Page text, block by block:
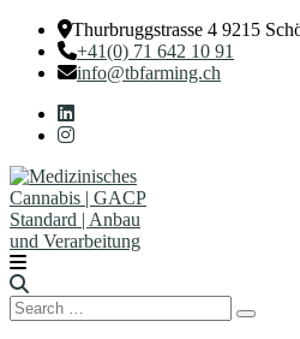
Thurbruggstrasse 4 9215
+41(0) 71 642 10 91
info@tbfarming.ch
Search
for:
Search